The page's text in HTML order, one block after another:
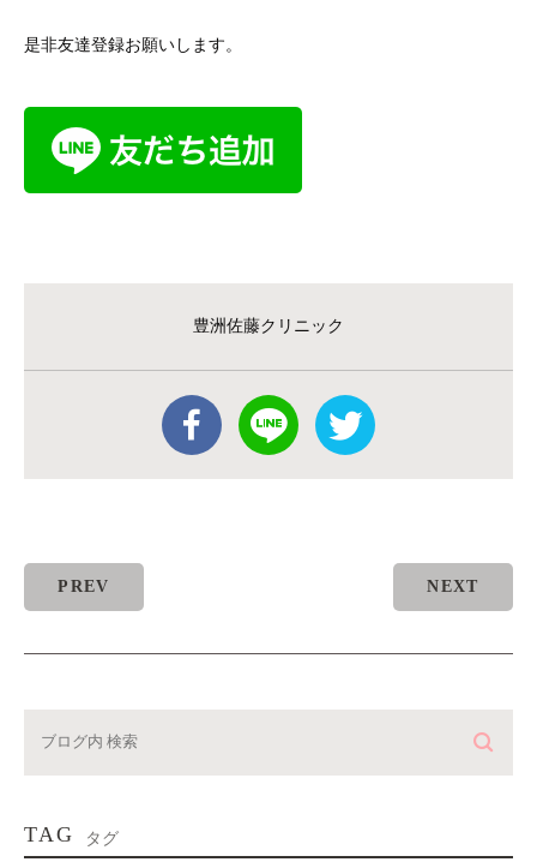
是非友達登録お願いします。
豊洲佐藤クリニック
PREV NEXT
TAG タグ